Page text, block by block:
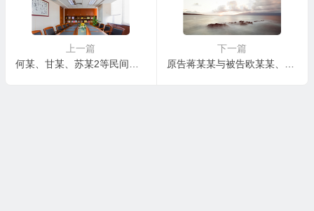
上一篇
何某、甘某、苏某2等民间借贷纠纷一审民事判决书
下一篇
原告蒋某某与被告欧某某、邓邵杰民间借贷纠纷一案一审民事判决书